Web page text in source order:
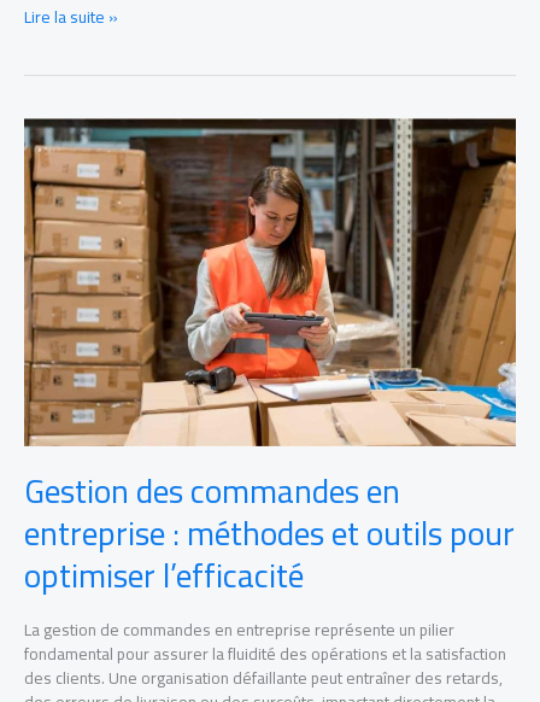
Lire la suite »
Gestion des commandes en
entreprise : méthodes et outils pour
optimiser l’efficacité
La gestion de commandes en entreprise représente un pilier
fondamental pour assurer la fluidité des opérations et la satisfaction
des clients. Une organisation défaillante peut entraîner des retards,
Gestion
des
commandes
en
entreprise
:
méthodes
et
outils
pour
optimiser
l’efficacité